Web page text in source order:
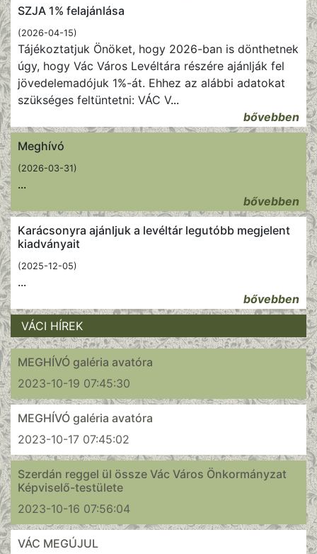
SZJA 1% felajánlása
(2026-04-15)
Tájékoztatjuk Önöket, hogy 2026-ban is dönthetnek
úgy, hogy Vác Város Levéltára részére ajánlják fel
jövedelemadójuk 1%-át. Ehhez az alábbi adatokat
szükséges feltüntetni: VÁC V...
bővebben
Meghívó
(2026-03-31)
...
bővebben
Karácsonyra ajánljuk a levéltár legutóbb megjelent
kiadványait
(2025-12-05)
...
bővebben
VÁCI HÍREK
MEGHÍVÓ galéria avatóra
2023-10-19 07:45:30
MEGHÍVÓ galéria avatóra
2023-10-17 07:45:02
Szerdán reggel ül össze Vác Város Önkormányzat
Képviselő-testülete
2023-10-16 07:56:04
VÁC MEGÚJUL